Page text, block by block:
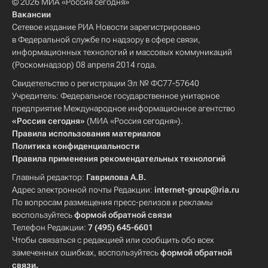
Вакансии
Сетевое издание РИА Новости зарегистрировано
в Федеральной службе по надзору в сфере связи,
информационных технологий и массовых коммуникаций
(Роскомнадзор) 08 апреля 2014 года.
Свидетельство о регистрации Эл № ФС77-57640
Учредитель: Федеральное государственное унитарное
предприятие Международное информационное агентство
«Россия сегодня» (МИА «Россия сегодня»).
Правила использования материалов
Политика конфиденциальности
Правила применения рекомендательных технологий
Главный редактор: Гаврилова А.В.
Адрес электронной почты Редакции: internet-group@ria.ru
По вопросам размещения пресс-релизов и рекламы
воспользуйтесьформой обратной связи
Телефон Редакции: 7 (495) 645-6601
Чтобы связаться с редакцией или сообщить обо всех
замеченных ошибках, воспользуйтесьформой обратной
связи.